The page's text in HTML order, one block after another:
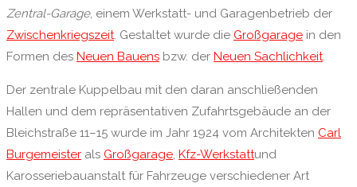
Zentral-Garage, einem Werkstatt- und Garagenbetrieb der
Zwischenkriegszeit. Gestaltet wurde die Großgarage in den
Formen des Neuen Bauens bzw. der Neuen Sachlichkeit.
Der zentrale Kuppelbau mit den daran anschließenden
Hallen und dem repräsentativen Zufahrtsgebäude an der
Bleichstraße 11–15 wurde im Jahr 1924 vom Architekten Carl
Burgemeister als Großgarage, Kfz-Werkstattund
Karosseriebauanstalt für Fahrzeuge verschiedener Art